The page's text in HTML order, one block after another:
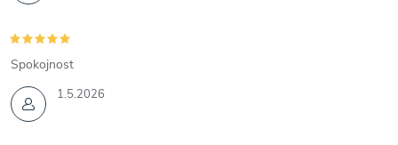
1.5.2026
Spokojnost